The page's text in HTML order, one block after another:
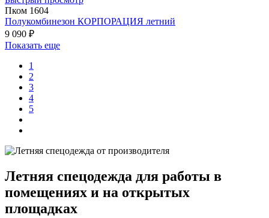
Пком 1604
Полукомбинезон КОРПОРАЦИЯ летний
9 090 ₽
Показать еще
1
2
3
4
5
Летняя спецодежда для работы в
помещениях и на открытых
площадках